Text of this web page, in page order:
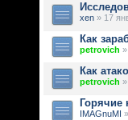
xen » 17
Как
petrovich
Как
petrovich
Горячие
IMAGnuMI